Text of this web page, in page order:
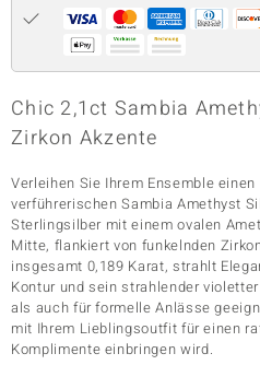
Classics
Chic 2,1ct Sambia
Zirkon Akzente
Verleihen Sie Ihrem Ensemble
verführerischen Sambia Amethyst
Sterlingsilber mit einem ovalen
Mitte, flankiert von funkelnden
insgesamt 0,189 Karat, strahlt
Kontur und sein strahlender
als auch für formelle Anlässe
mit Ihrem Lieblingsoutfit für einen
Komplimente einbringen wird.